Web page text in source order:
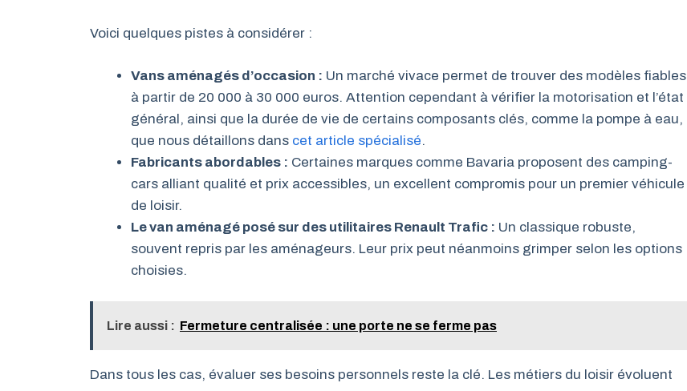
Voici quelques pistes à considérer :
Vans aménagés d’occasion : Un marché vivace permet de trouver des modèles fiables
à partir de 20 000 à 30 000 euros. Attention cependant à vérifier la motorisation et l’état
général, ainsi que la durée de vie de certains composants clés, comme la pompe à eau,
que nous détaillons dans cet article spécialisé.
Fabricants abordables : Certaines marques comme Bavaria proposent des camping-
cars alliant qualité et prix accessibles, un excellent compromis pour un premier véhicule
de loisir.
Le van aménagé posé sur des utilitaires Renault Trafic : Un classique robuste,
souvent repris par les aménageurs. Leur prix peut néanmoins grimper selon les options
choisies.
Lire aussi : Fermeture centralisée : une porte ne se ferme pas
Dans tous les cas, évaluer ses besoins personnels reste la clé. Les métiers du loisir évoluent